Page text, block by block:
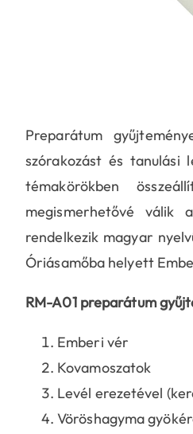
Preparátum
szórakozást és tanulási
témakörökben
megismerhetővé válik
rendelkezik magyar
Óriásamőba helyett
RM-A01 preparátum
Emberi vér
Kovamoszatok
Levél erezetével
Vöröshagyma